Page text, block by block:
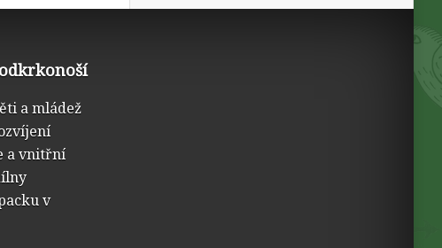
a mládež
a vnitřní
v